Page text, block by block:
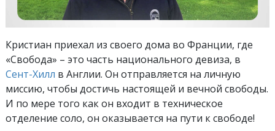
Кристиан приехал из своего дома во Франции, где
«Свобода» – это часть национального девиза, в
Сент-Хилл в Англии. Он отправляется на личную
миссию, чтобы достичь настоящей и вечной свободы.
И по мере того как он входит в техническое
отделение соло, он оказывается на пути к свободе!